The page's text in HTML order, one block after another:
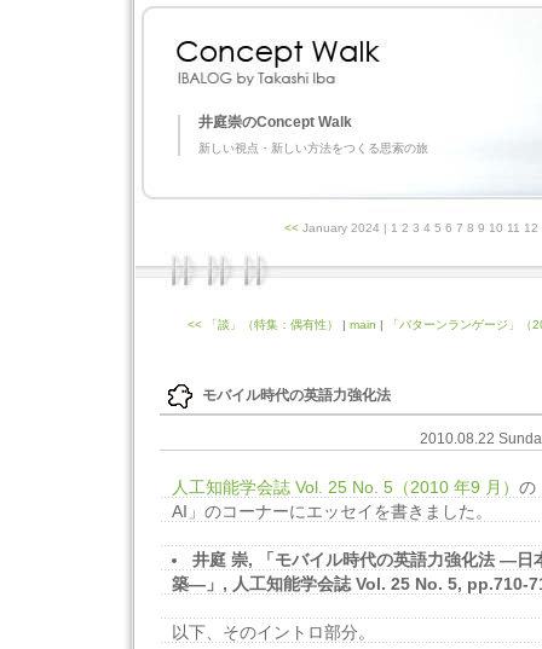
井庭崇のConcept Walk
新しい視点・新しい方法をつくる思索の旅
<< January 2024 | 1 2 3 4 5 6 7 8 9 10 11
<< 「談」（特集：偶有性） | main | 「パターンランゲージ」
モバイル時代の英語力強化法
2010.08.22
人工知能学会誌 Vol. 25 No. 5（2010 年9 月） の
AI」のコーナーにエッセイを書きました。
井庭 崇, 「モバイル時代の英語力強化法 ―日
築―」, 人工知能学会誌 Vol. 25 No. 5, pp.710-
以下、そのイントロ部分。